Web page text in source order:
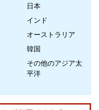
日本
インド
オーストラリア
韓国
その他のアジア太
平洋